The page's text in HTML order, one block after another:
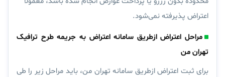
اعتراض پذیرفته نمی‌شود.
مراحل اعتراض ازطریق سامانه اعتراض به جریمه طرح ترافیک
تهران من
برای ثبت اعتراض ازطریق سامانه تهران من، باید مراحل زیر را طی